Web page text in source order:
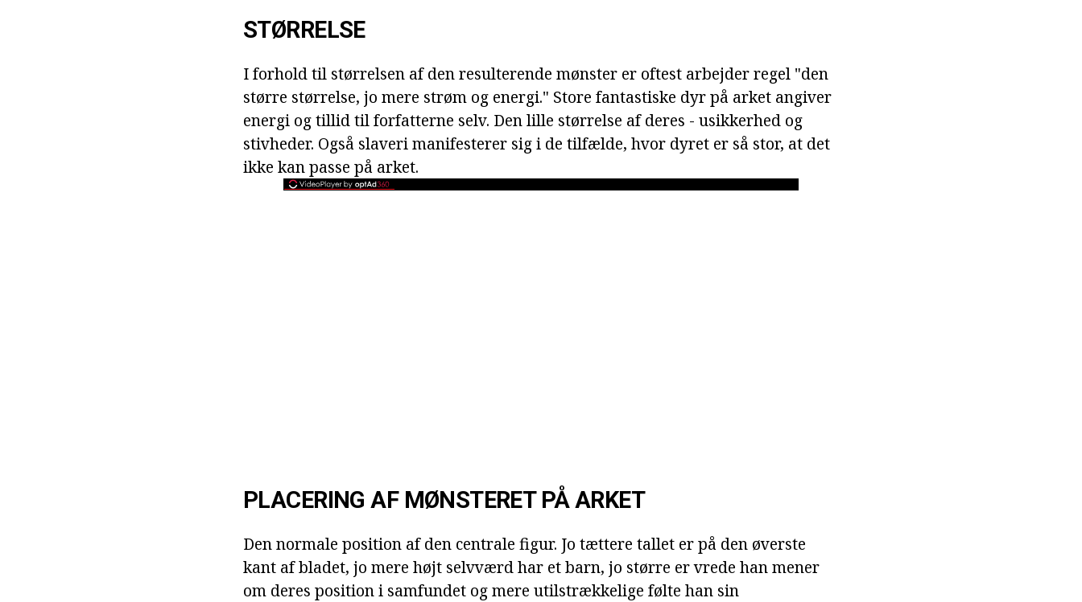
STØRRELSE
I forhold til størrelsen af den resulterende mønster er oftest arbejder regel "den
større størrelse, jo mere strøm og energi." Store fantastiske dyr på arket angiver
energi og tillid til forfatterne selv. Den lille størrelse af deres - usikkerhed og
stivheder. Også slaveri manifesterer sig i de tilfælde, hvor dyret er så stor, at det
ikke kan passe på arket.
PLACERING AF MØNSTERET PÅ ARKET
Den normale position af den centrale figur. Jo tættere tallet er på den øverste
kant af bladet, jo mere højt selvværd har et barn, jo større er vrede han mener
om deres position i samfundet og mere utilstrækkelige følte han sin